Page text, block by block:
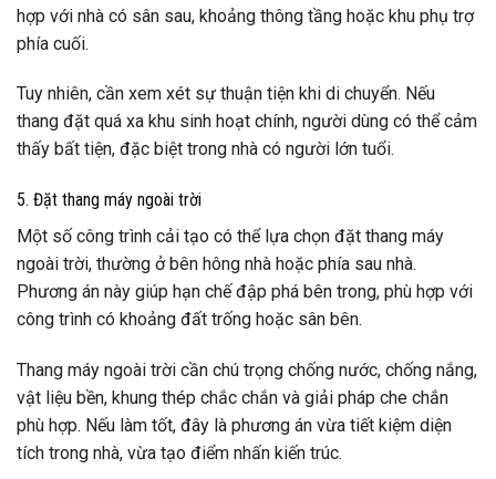
hợp với nhà có sân sau, khoảng thông tầng hoặc khu phụ trợ
phía cuối.
Tuy nhiên, cần xem xét sự thuận tiện khi di chuyển. Nếu
thang đặt quá xa khu sinh hoạt chính, người dùng có thể cảm
thấy bất tiện, đặc biệt trong nhà có người lớn tuổi.
5. Đặt thang máy ngoài trời
Một số công trình cải tạo có thể lựa chọn đặt thang máy
ngoài trời, thường ở bên hông nhà hoặc phía sau nhà.
Phương án này giúp hạn chế đập phá bên trong, phù hợp với
công trình có khoảng đất trống hoặc sân bên.
Thang máy ngoài trời cần chú trọng chống nước, chống nắng,
vật liệu bền, khung thép chắc chắn và giải pháp che chắn
phù hợp. Nếu làm tốt, đây là phương án vừa tiết kiệm diện
tích trong nhà, vừa tạo điểm nhấn kiến trúc.